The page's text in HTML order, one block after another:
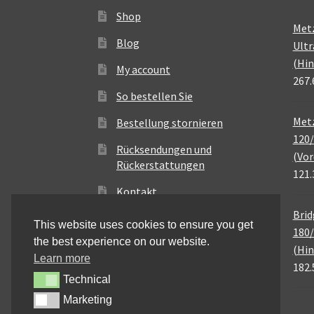
Shop
Blog
My account
So bestellen Sie
Bestellung stornieren
Rücksendungen und
Rückerstattungen
Kontakt
This website uses cookies to ensure you get
the best experience on our website.
Learn more
TechnicalTechnical
MarketingMarketing